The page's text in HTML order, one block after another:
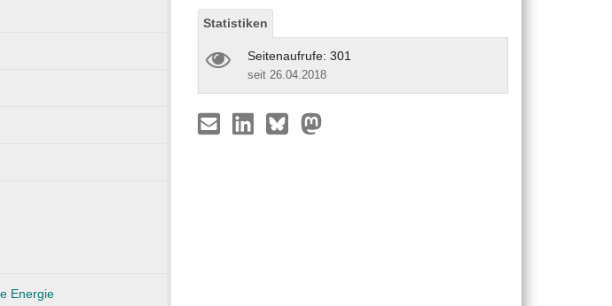
Statistiken
Seitenaufrufe: 301
seit 26.04.2018